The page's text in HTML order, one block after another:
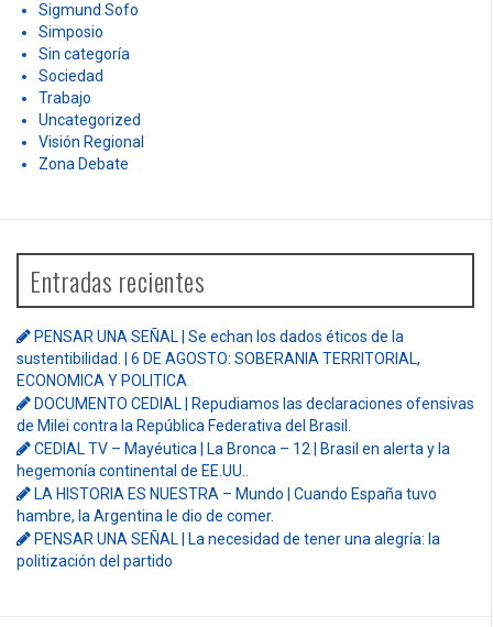
Sigmund Sofo
Simposio
Sin categoría
Sociedad
Trabajo
Uncategorized
Visión Regional
Zona Debate
Entradas recientes
PENSAR UNA SEÑAL | Se echan los dados éticos de la
sustentibilidad. | 6 DE AGOSTO: SOBERANIA TERRITORIAL,
ECONOMICA Y POLITICA
DOCUMENTO CEDIAL | Repudiamos las declaraciones ofensivas
de Milei contra la República Federativa del Brasil.
CEDIAL TV – Mayéutica | La Bronca – 12 | Brasil en alerta y la
hegemonía continental de EE.UU..
LA HISTORIA ES NUESTRA – Mundo | Cuando España tuvo
hambre, la Argentina le dio de comer.
PENSAR UNA SEÑAL | La necesidad de tener una alegría: la
politización del partido